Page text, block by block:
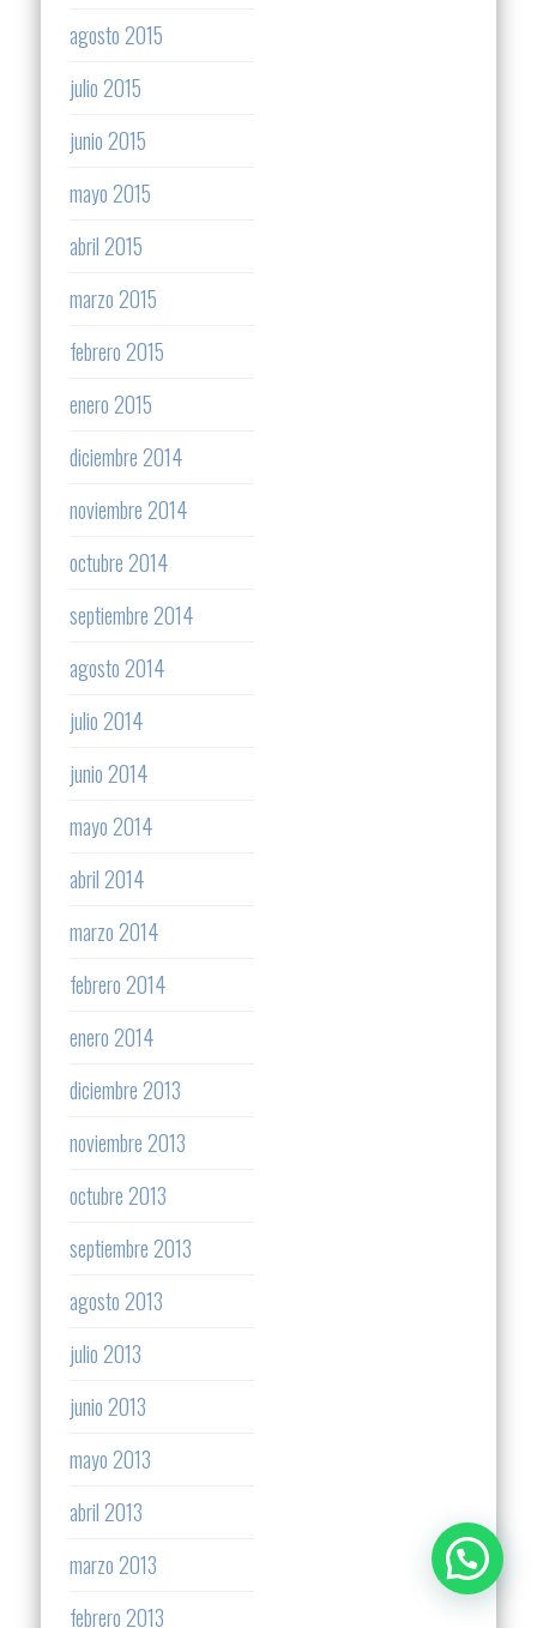
agosto 2015
julio 2015
junio 2015
mayo 2015
abril 2015
marzo 2015
febrero 2015
enero 2015
diciembre 2014
noviembre 2014
octubre 2014
septiembre 2014
agosto 2014
julio 2014
junio 2014
mayo 2014
abril 2014
marzo 2014
febrero 2014
enero 2014
diciembre 2013
noviembre 2013
octubre 2013
septiembre 2013
agosto 2013
julio 2013
junio 2013
mayo 2013
abril 2013
marzo 2013
febrero 2013